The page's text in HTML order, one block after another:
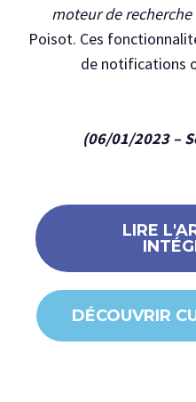
moteur de recherche
Poisot. Ces
de notifications
(06/01/2023 –
LIRE
DÉCOUVRIR